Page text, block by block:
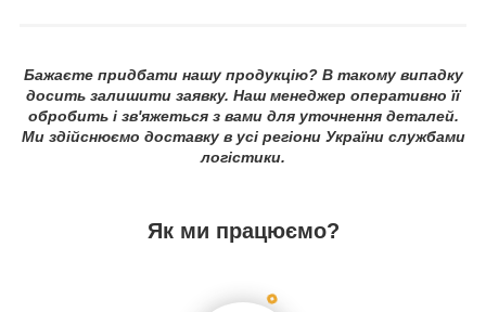
Бажаєте придбати нашу продукцію? В такому випадку
досить залишити заявку. Наш менеджер оперативно її
обробить і зв'яжеться з вами для уточнення деталей.
Ми здійснюємо доставку в усі регіони України службами
логістики.
Як ми працюємо?